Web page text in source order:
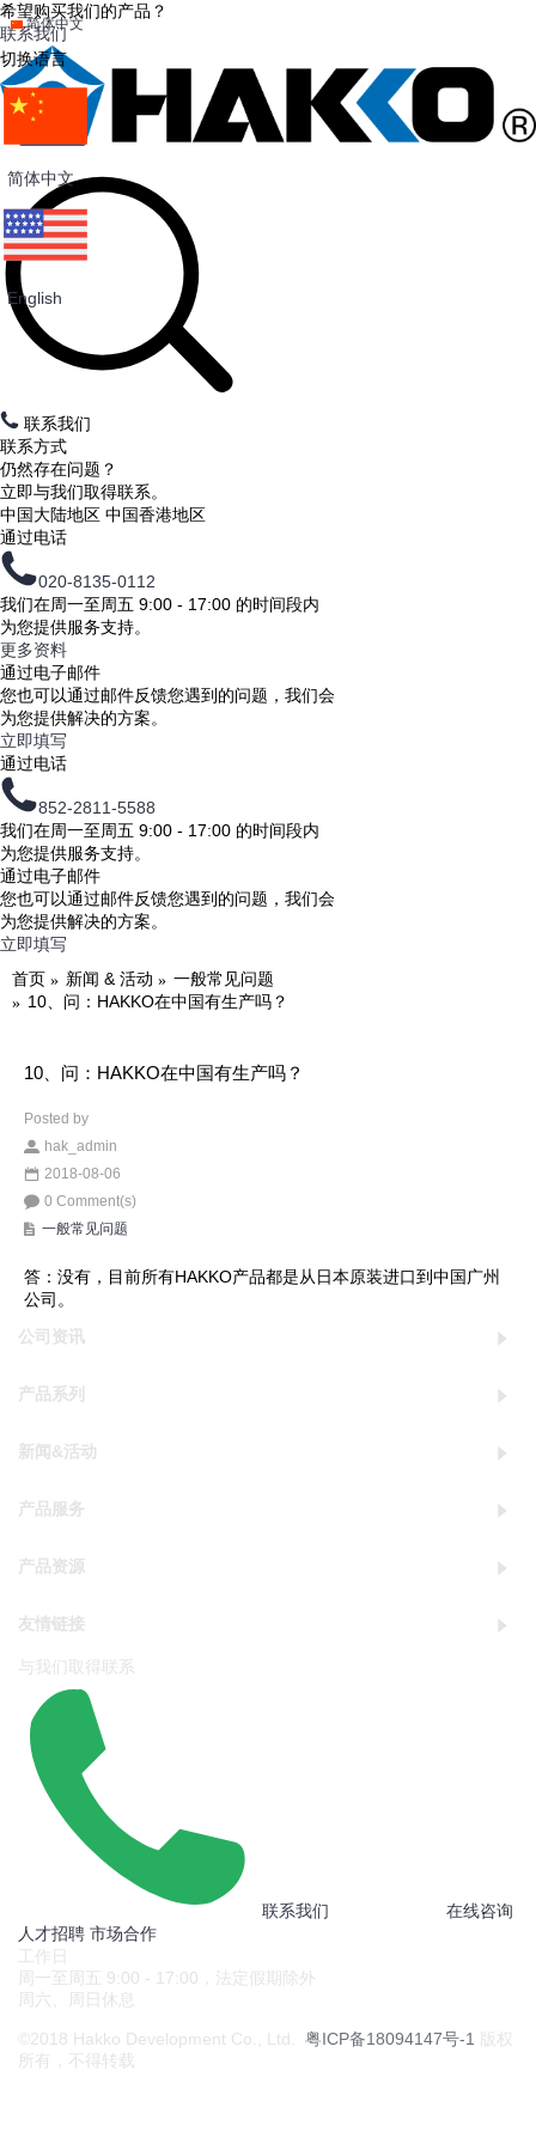
简体中文
切换语言
简体中文
English
希望购买我们的产品？
联系我们
联系我们
联系方式
仍然存在问题？
立即与我们取得联系。
中国大陆地区 中国香港地区
通过电话
020-8135-0112
我们在周一至周五 9:00 - 17:00 的时间段内
为您提供服务支持。
更多资料
通过电子邮件
您也可以通过邮件反馈您遇到的问题，我们会
为您提供解决的方案。
立即填写
通过电话
852-2811-5588
我们在周一至周五 9:00 - 17:00 的时间段内
为您提供服务支持。
通过电子邮件
您也可以通过邮件反馈您遇到的问题，我们会
为您提供解决的方案。
立即填写
首页
新闻 & 活动
一般常见问题
10、问：HAKKO在中国有生产吗？
10、问：HAKKO在中国有生产吗？
Posted by
hak_admin
2018-08-06
0 Comment(s)
一般常见问题
答：没有，目前所有HAKKO产品都是从日本原装进口到中国广州
公司。
公司资讯
产品系列
新闻&活动
产品服务
产品资源
友情链接
与我们取得联系
联系我们
在线咨询
人才招聘 市场合作
工作日
周一至周五 9:00 - 17:00，法定假期除外
周六、周日休息
©2018 Hakko Development Co., Ltd. 粤ICP备18094147号-1
版权
所有，不得转载